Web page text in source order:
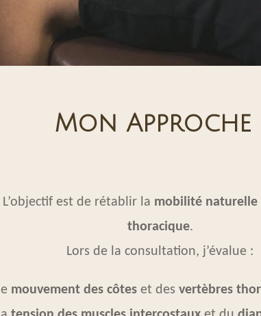
Mon Approche
L’objectif est de rétablir la mobilité naturelle
thoracique.
Lors de la consultation, j’évalue :
le mouvement des côtes et des vertèbres